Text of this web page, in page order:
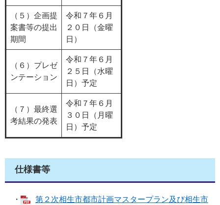
（５）企画提
案書等の提出
期間
令和７年６月
２０日（金曜
日）
（６）プレゼ
ンテーション
令和７年６月
２５日（水曜
日）予定
（７）最終選
考結果の発表
令和７年６月
３０日（月曜
日）予定
仕様書等
・ 第２次相生市都市計画マスタープラン及び相生市